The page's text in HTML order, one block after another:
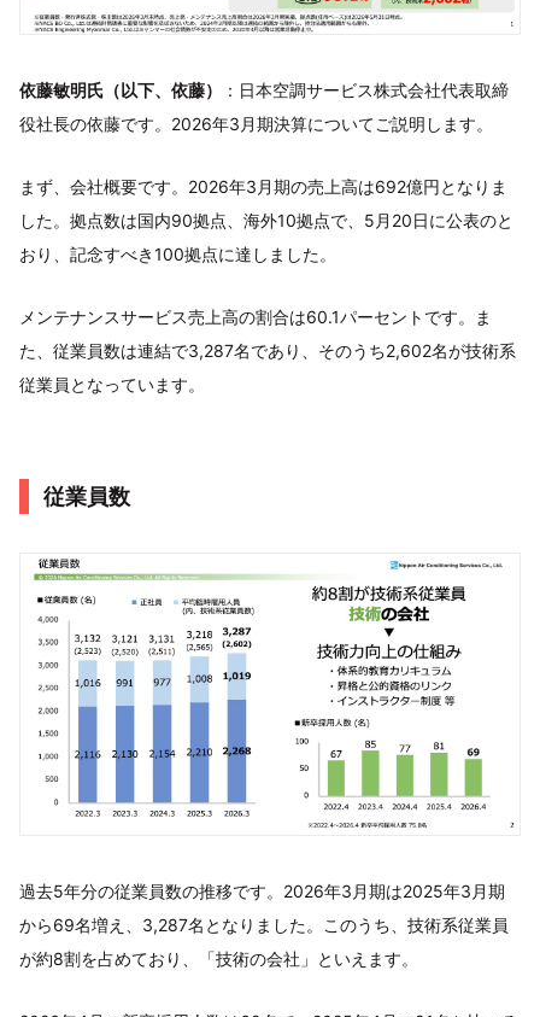
依藤敏明氏（以下、依藤）
：日本空調サービス株式会社代表取締
役社長の依藤です。2026年3月期決算についてご説明します。
まず、会社概要です。2026年3月期の売上高は692億円となりま
した。拠点数は国内90拠点、海外10拠点で、5月20日に公表のと
おり、記念すべき100拠点に達しました。
メンテナンスサービス売上高の割合は60.1パーセントです。ま
た、従業員数は連結で3,287名であり、そのうち2,602名が技術系
従業員となっています。
従業員数
過去5年分の従業員数の推移です。2026年3月期は2025年3月期
から69名増え、3,287名となりました。このうち、技術系従業員
が約8割を占めており、「技術の会社」といえます。